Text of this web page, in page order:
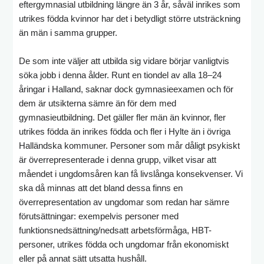
eftergymnasial utbildning längre än 3 år, såväl inrikes som
utrikes födda kvinnor har det i betydligt större utsträckning
än män i samma grupper.
De som inte väljer att utbilda sig vidare börjar vanligtvis
söka jobb i denna ålder. Runt en tiondel av alla 18–24
åringar i Halland, saknar dock gymnasieexamen och för
dem är utsikterna sämre än för dem med
gymnasieutbildning. Det gäller fler män än kvinnor, fler
utrikes födda än inrikes födda och fler i Hylte än i övriga
Halländska kommuner. Personer som mår dåligt psykiskt
är överrepresenterade i denna grupp, vilket visar att
måendet i ungdomsåren kan få livslånga konsekvenser. Vi
ska då minnas att det bland dessa finns en
överrepresentation av ungdomar som redan har sämre
förutsättningar: exempelvis personer med
funktionsnedsättning/nedsatt arbetsförmåga, HBT-
personer, utrikes födda och ungdomar från ekonomiskt
eller på annat sätt utsatta hushåll.